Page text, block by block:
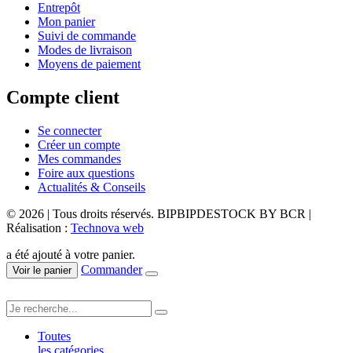
Entrepôt
Mon panier
Suivi de commande
Modes de livraison
Moyens de paiement
Compte client
Se connecter
Créer un compte
Mes commandes
Foire aux questions
Actualités & Conseils
© 2026 | Tous droits réservés. BIPBIPDESTOCK BY BCR |
Réalisation : Technova web
a été ajouté à votre panier.
Voir le panier Commander
Toutes
les catégories